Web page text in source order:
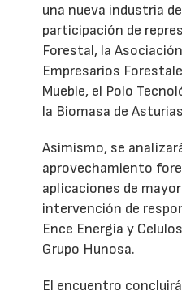
una nueva industria
participación de
Forestal, la
Empresarios
Mueble, el Polo
la Biomasa de
Asimismo, se
aprovechamiento
aplicaciones de
intervención de
Ence Energía y
Grupo Hunosa.
El encuentro